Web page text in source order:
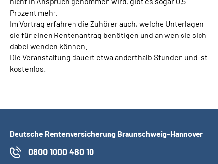
Prozent mehr.
Im Vortrag erfahren die Zuhörer auch, welche Unterlagen
sie für einen Rentenantrag benötigen und an wen sie sich
dabei wenden können.
Die Veranstaltung dauert etwa anderthalb Stunden und ist
kostenlos.
Deutsche Rentenversicherung Braunschweig-Hannover
0800 1000 480 10